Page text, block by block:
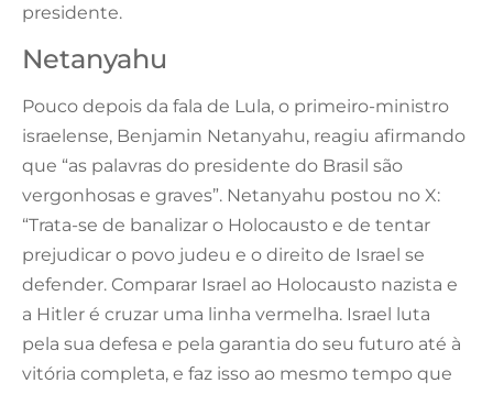
presidente.
Netanyahu
Pouco depois da fala de Lula, o primeiro-ministro
israelense, Benjamin Netanyahu, reagiu afirmando
que “as palavras do presidente do Brasil são
vergonhosas e graves”. Netanyahu postou no X:
“Trata-se de banalizar o Holocausto e de tentar
prejudicar o povo judeu e o direito de Israel se
defender. Comparar Israel ao Holocausto nazista e
a Hitler é cruzar uma linha vermelha. Israel luta
pela sua defesa e pela garantia do seu futuro até à
vitória completa, e faz isso ao mesmo tempo que